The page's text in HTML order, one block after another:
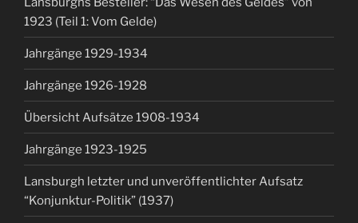
1923 (Teil 1: Vom Gelde)
Jahrgänge 1929-1934
Jahrgänge 1926-1928
Übersicht Aufsätze 1908-1934
Jahrgänge 1923-1925
Lansburgh letzter und unveröffentlichter Aufsatz
“Konjunktur-Politik” (1937)